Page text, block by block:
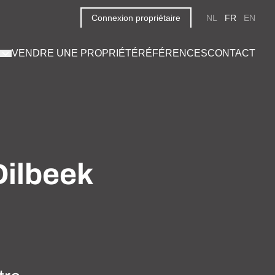
Connexion propriétaire NL FR EN
VENDRE UNE PROPRIÉTÉRÉFÉRENCESCONTACT